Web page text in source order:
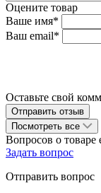
Оцените товар
Ваше имя*
Ваш email*
Оставьте свой
Посмотреть все
Вопросов о товаре
Задать вопрос
Отправить вопрос